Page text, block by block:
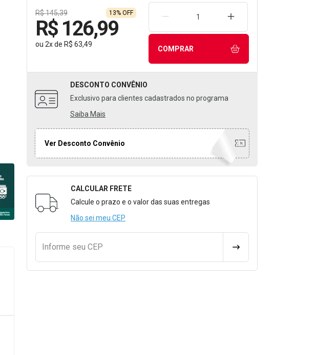
R$ 145,39 13% OFF
R$ 126,99
ou 2xde R$ 63,49
REMOVER UMA UNIDADEAUMENTAR UMA
COMPRAR
DESCONTO CONVÊNIO
Exclusivo para clientes cadastrados no programa
Saiba Mais
Ver Desconto Convênio
Formulário para Calcular o Frete
CALCULAR FRETE
Calcule o prazo e o valor das suas entregas
Não sei meu CEP
Informe seu CEP CALCULAR FRETE